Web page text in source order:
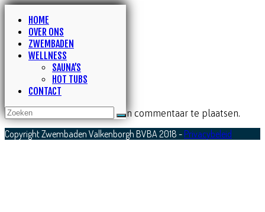
HOME
OVER ONS
ZWEMBADEN
WELLNESS
SAUNA’S
HOT TUBS
CONTACT
GEEF EEN REACTIE
Je moet om een commentaar te plaatsen.
Copyright Zwembaden Valkenborgh BVBA 2018 - Privacybeleid